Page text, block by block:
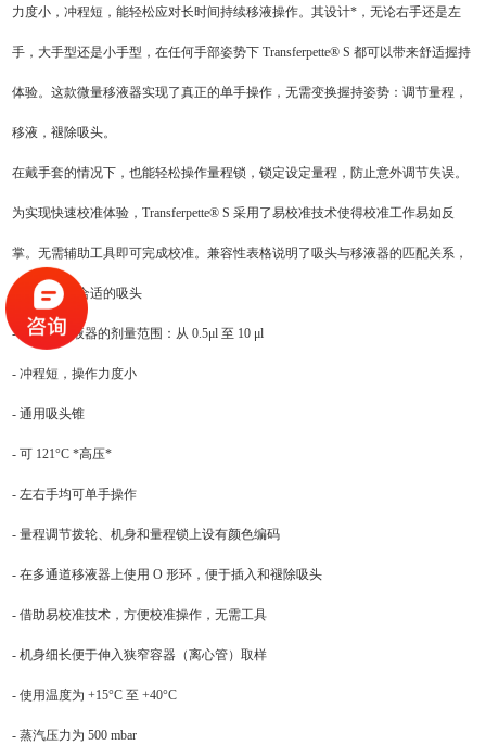
力度小，冲程短，能轻松应对长时间持续移液操作。其设计*，无论右手还是左
手，大手型还是小手型，在任何手部姿势下 Transferpette® S 都可以带来舒适握持
体验。这款微量移液器实现了真正的单手操作，无需变换握持姿势：调节量程，
移液，褪除吸头。
在戴手套的情况下，也能轻松操作量程锁，锁定设定量程，防止意外调节失误。
为实现快速校准体验，Transferpette® S 采用了易校准技术使得校准工作易如反
掌。无需辅助工具即可完成校准。兼容性表格说明了吸头与移液器的匹配关系，
方便您找到合适的吸头
- 单通道移液器的剂量范围：从 0.5μl 至 10 μl
- 冲程短，操作力度小
- 通用吸头锥
- 可 121°C *高压*
- 左右手均可单手操作
- 量程调节拨轮、机身和量程锁上设有颜色编码
- 在多通道移液器上使用 O 形环，便于插入和褪除吸头
- 借助易校准技术，方便校准操作，无需工具
- 机身细长便于伸入狭窄容器（离心管）取样
- 使用温度为 +15°C 至 +40°C
- 蒸汽压力为 500 mbar